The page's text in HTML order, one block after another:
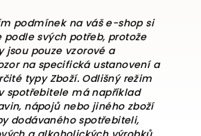
podmínek na váš e-shop si
podle svých potřeb, protože
jsou pouze vzorové a
na specifická ustanovení a
typy Zboží. Odlišný režim
spotřebitele má například
nápojů nebo jiného zboží
dodávaného spotřebiteli,